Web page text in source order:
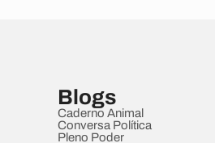
Blogs
Caderno Animal
Conversa Política
Pleno Poder